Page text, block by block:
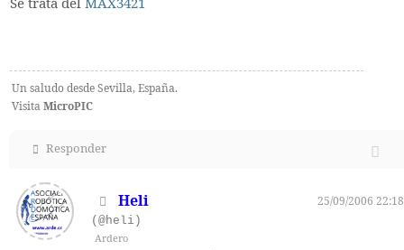
Se trata del MAX3421
Un saludo desde Sevilla, España.
Visita MicroPIC
Responder
Heli
25/09/2006 22:18
(@heli)
Ardero